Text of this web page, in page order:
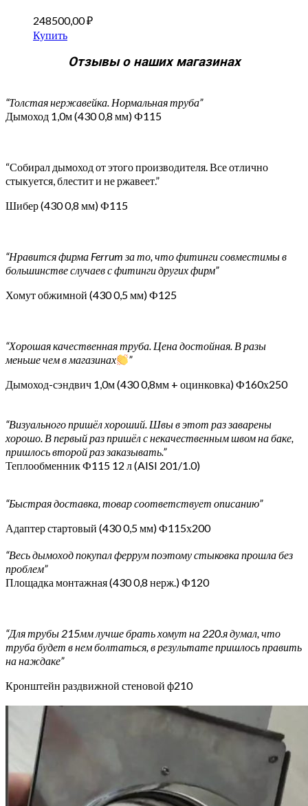
248500,00₽
Купить
Отзывы о наших магазинах
“Толстая нержавейка. Нормальная труба”
Дымоход 1,0м (430 0,8 мм) Ф115
“Собирал дымоход от этого производителя. Все отлично
стыкуется, блестит и не ржавеет.”
Шибер (430 0,8 мм) Ф115
“Нравится фирма Ferrum за то, что фитинги совместимы в
большинстве случаев с фитинги других фирм”
Хомут обжимной (430 0,5 мм) Ф125
“Хорошая качественная труба. Цена достойная. В разы
меньше чем в магазинах
”
Дымоход-сэндвич 1,0м (430 0,8мм + оцинковка) Ф160х250
“Визуального пришёл хороший. Швы в этот раз заварены
хорошо. В первый раз пришёл с некачественным швом на баке,
пришлось второй раз заказывать.”
Теплообменник Ф115 12 л (AISI 201/1.0)
“Быстрая доставка, товар соответствует описанию”
Адаптер стартовый (430 0,5 мм) Ф115х200
“Весь дымоход покупал феррум поэтому стыковка прошла без
проблем”
Площадка монтажная (430 0,8 нерж.) Ф120
“Для трубы 215мм лучше брать хомут на 220.я думал, что
труба будет в нем болтаться, в результате пришлось править
на наждаке”
Кронштейн раздвижной стеновой ф210